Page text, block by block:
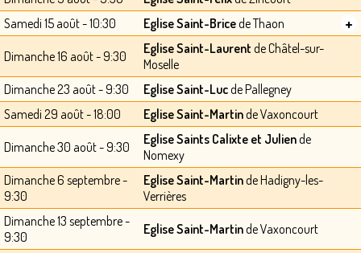
Samedi 15 août - 10:30
Eglise Saint-Bricede Thaon +
Dimanche 16 août - 9:30 Eglise Saint-Laurent de Châtel-sur-
Moselle
Dimanche 23 août - 9:30
Eglise Saint-Lucde Pallegney
Samedi 29 août - 18:00
Eglise Saint-Martinde Vaxoncourt
Dimanche 30 août - 9:30 Eglise Saints Calixte et Juliende
Nomexy
Dimanche 6 septembre -
9:30
Eglise Saint-Martinde Hadigny-les-
Verrières
Dimanche 13 septembre -
9:30
Eglise Saint-Martinde Vaxoncourt